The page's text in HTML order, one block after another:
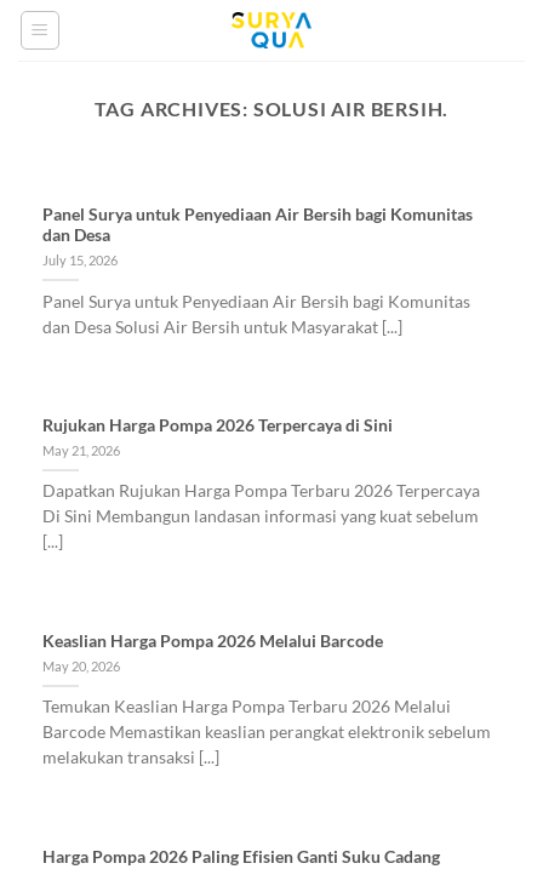
Skip
TAG ARCHIVES: SOLUSI AIR BERSIH.
Panel Surya untuk Penyediaan Air Bersih bagi Komunitas
dan Desa
July 15, 2026
Panel Surya untuk Penyediaan Air Bersih bagi Komunitas
dan Desa Solusi Air Bersih untuk Masyarakat [...]
Rujukan Harga Pompa 2026 Terpercaya di Sini
May 21, 2026
Dapatkan Rujukan Harga Pompa Terbaru 2026 Terpercaya
Di Sini Membangun landasan informasi yang kuat sebelum
[...]
Keaslian Harga Pompa 2026 Melalui Barcode
May 20, 2026
Temukan Keaslian Harga Pompa Terbaru 2026 Melalui
Barcode Memastikan keaslian perangkat elektronik sebelum
melakukan transaksi [...]
Harga Pompa 2026 Paling Efisien Ganti Suku Cadang